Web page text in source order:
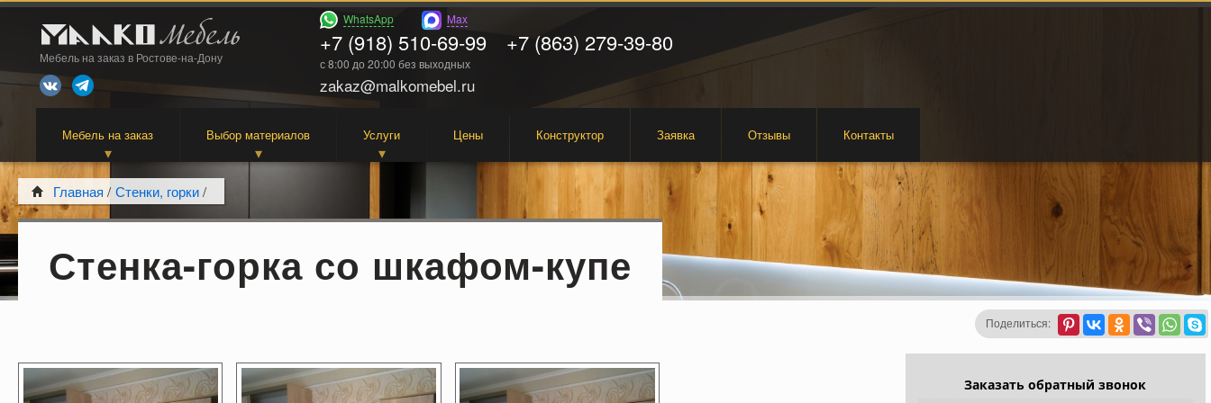
Мебель на заказ в Ростове-на-Дону
WhatsApp Max
+7 (918) 510-69-99 +7 (863) 279-39-80
с 8:00 до 20:00 без выходных
zakaz@malkomebel.ru
Мебель на заказ Выбор материалов Услуги Цены Конструктор Заявка Отзывы Контакты
Главная / Стенки, горки/
Стенка-горка со шкафом-купе
Поделиться:
Заказать обратный звонок